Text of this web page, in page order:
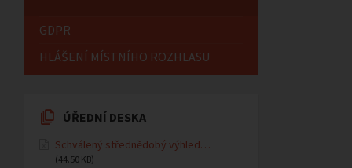
GDPR
HLÁŠENÍ MÍSTNÍHO ROZHLASU
ÚŘEDNÍ DESKA
Schválený střednědobý výhled…
(44.50 KB)